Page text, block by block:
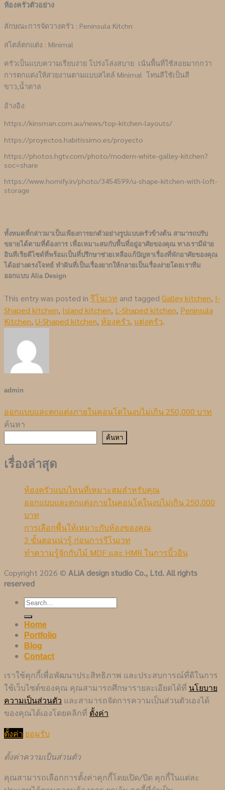
ห้องครัวตัวอย่าง
ลักษณะการจัดวางครัว : Peninsula Kitchn
สไตล์ตกแต่ง : Minimal
ครัวเป็นแบบความเรียบง่าย โปร่งโล่งสบาย เน้นพื้นที่ใช้สอยมากกว่า
การตกแต่งให้สวยงานตามแบบสไตล์ Minimal โทนสีใช้เป็นสี
ขาว,น้ำตาล
อ้างอิง:
https://kinsman.com.au/news/top-kitchen-layouts/
https://proyectos.habitissimo.es/proyecto
https://photos.hgtv.com/photo/modern-white-galley-kitchen?
soc=share
https://www.homify.in/photo/3454599/u-shape-kitchen-with-loft-
storage
ทั้งหมดที่กล่าวมาเป็นเพียงการยกตัวอย่างรูปแบบครัวข้างต้น สามารถปรับ
ขยายได้ตามที่ต้องการ เพื่อเหมาะสมกับพื้นที่อยู่อาศัยของคุณ ทางเรามีฝ่าย
อินทีเรียดีไซด์ที่พร้อมเป็นที่ปรึกษาช่วยเหลือแก้ปัญหาเรื่องที่พักอาศัยของคุณ
ได้อย่างตรงโจทย์ ทำฝันที่เป็นเรื่องยากให้กลายเป็นเรื่องง่ายโดยเราทีม
ออกแบบ Alia Design
This entry was posted in รีโนเวท and tagged Galley kitchen, I-
Shaped kitchen, Island kitchen, L-Shaped kitchen, Peninsula
Kitchen, U-Shaped kitchen, ห้องครัว, แต่งครัว.
admin
ออกแบบและตกแต่งภายในคอนโดในงบไม่เกิน 250,000 บาท
ค้นหา
ค้นหา
เรื่องล่าสุด
ห้องครัวแบบไหนที่เหมาะสมสำหรับคุณ
ออกแบบและตกแต่งภายในคอนโดในงบไม่เกิน 250,000
บาท
การเลือกพื้นให้เหมาะกับห้องของคุณ
3 ขั้นตอนน่ารู้ ก่อนการรีโนเวท
ทำความรู้จักกับไม้ MDF และ HMR ในการบิ้วอิน
Copyright 2026 © ALiA design studio Co., Ltd. All rights
reserved
Home
Portfolio
Blog
Contact
เราใช้คุกกี้เพื่อพัฒนาประสิทธิภาพ และประสบการณ์ที่ดีในการ
ใช้เว็บไซต์ของคุณ คุณสามารถศึกษารายละเอียดได้ที่ นโยบาย
ความเป็นส่วนตัว และสามารถจัดการความเป็นส่วนตัวเองได้
ของคุณได้เองโดยคลิกที่ ตั้งค่า
ตั้งค่า ยอมรับ
ตั้งค่าความเป็นส่วนตัว
คุณสามารถเลือกการตั้งค่าคุกกี้โดยเปิด/ปิด คุกกี้ในแต่ละ